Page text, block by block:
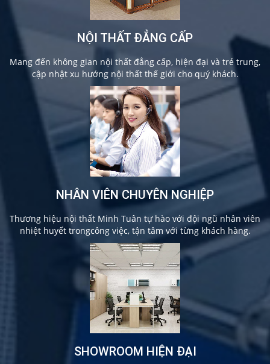
NỘI THẤT ĐẲNG CẤP
Mang đến không gian nội thất đẳng cấp, hiện đại và trẻ trung,
cập nhật xu hướng nội thất thế giới cho quý khách.
NHÂN VIÊN CHUYÊN NGHIỆP
Thương hiệu nội thất Minh Tuân tự hào với đội ngũ nhân viên
nhiệt huyết trongcông việc, tận tâm với từng khách hàng.
SHOWROOM HIỆN ĐẠI